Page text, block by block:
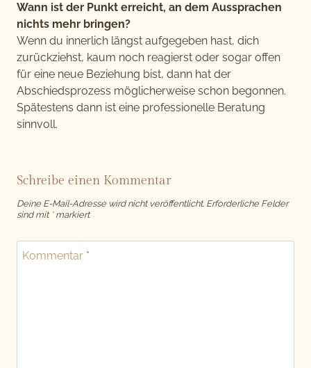
Wann ist der Punkt erreicht, an dem Aussprachen
nichts mehr bringen?
Wenn du innerlich längst aufgegeben hast, dich
zurückziehst, kaum noch reagierst oder sogar offen
für eine neue Beziehung bist, dann hat der
Abschiedsprozess möglicherweise schon begonnen.
Spätestens dann ist eine professionelle Beratung
sinnvoll.
Schreibe einen Kommentar
Deine E-Mail-Adresse wird nicht veröffentlicht. Erforderliche Felder
sind mit *markiert
Kommentar *